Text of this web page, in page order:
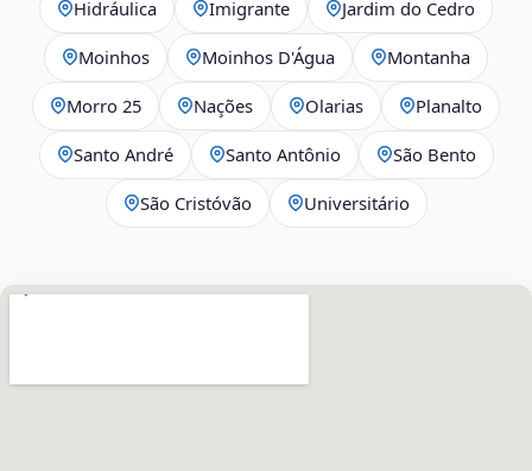
Hidráulica Imigrante Jardim do Cedro
Moinhos Moinhos D'Água Montanha
Morro 25 Nações Olarias Planalto
Santo André Santo Antônio São Bento
São Cristóvão Universitário